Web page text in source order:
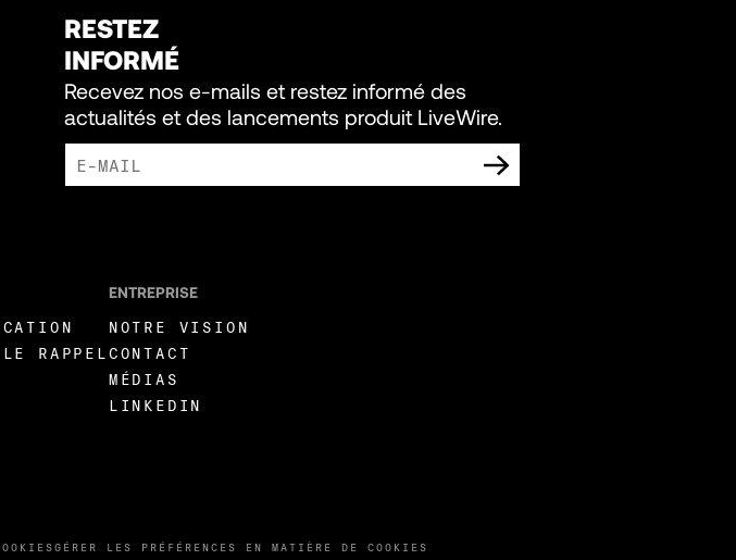
RESTEZ
INFORMÉ
Recevez nos e-mails et restez informé des
actualités et des lancements produit LiveWire.
GÉRER LES PRÉFÉRENCES EN MATIÈRE DE COOKIES
RAPPEL
ENTREPRISE
NOTRE VISION
CONTACT
MÉDIAS
LINKEDIN